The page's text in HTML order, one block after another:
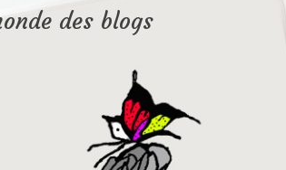
des blogs